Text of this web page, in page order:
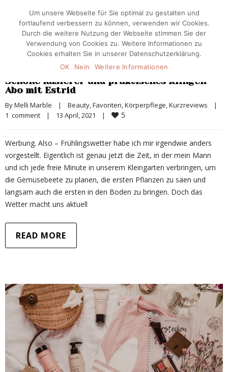
Schöne Rasierer und praktisches Klingen-
Abo mit Estrid
By Melli Marble | Beauty, Favoriten, Körperpflege, Kurzreviews
|
1  comment
| 13 April, 2021 | 5
Werbung. Also – Frühlingswetter habe ich mir irgendwie anders
vorgestellt. Eigentlich ist genau jetzt die Zeit, in der mein Mann
und ich jede freie Minute in unserem Kleingarten verbringen, um
die Gemüsebeete zu planen, die ersten Pflanzen zu säen und
langsam auch die ersten in den Boden zu bringen. Doch das
Wetter macht uns aktuell
READ MORE
Um unsere Webseite für Sie optimal zu gestalten und
fortlaufend verbessern zu können, verwenden wir Cookies.
Durch die weitere Nutzung der Webseite stimmen Sie der
Verwendung von Cookies zu. Weitere Informationen zu
Cookies erhalten Sie in unserer Datenschutzerklärung.
OK
Nein Weitere Informationen